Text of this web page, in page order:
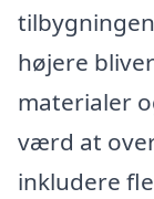
højere
materialer
værd at
inkludere